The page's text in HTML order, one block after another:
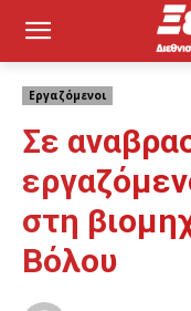
Εργαζόμενοι
Σε
στη
Βόλου